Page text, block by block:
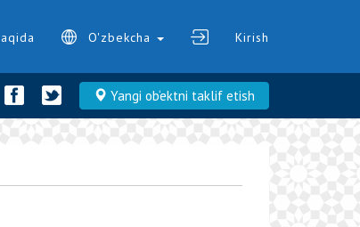
O'zbekcha Kirish
Yangi ob‘ektni taklif etish